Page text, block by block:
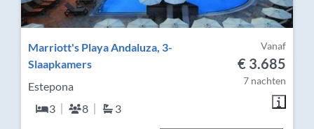
Vanaf
€ 3.685
7 nachten
Marriott's Playa Andaluza, 3-
Slaapkamers
Estepona
3
8 3